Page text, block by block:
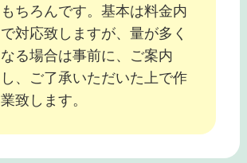
もちろんです。基本は料金内
で対応致しますが、量が多く
なる場合は事前に、ご案内
し、ご了承いただいた上で作
業致します。